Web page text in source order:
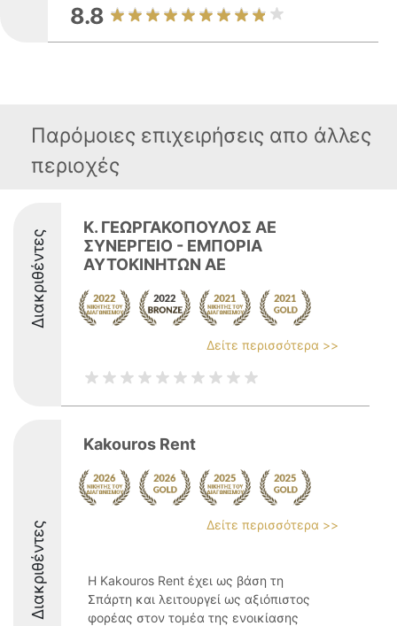
8.8
Παρόμοιες επιχειρήσεις απο άλλες
περιοχές
Διακριθέντες
Κ. ΓΕΩΡΓΑΚΟΠΟΥΛΟΣ ΑΕ
ΣΥΝΕΡΓΕΙΟ - ΕΜΠΟΡΙΑ
ΑΥΤΟΚΙΝΗΤΩΝ ΑΕ
Δείτε περισσότερα >>
Διακριθέντες
Kakouros Rent
Δείτε περισσότερα >>
Η Kakouros Rent έχει ως βάση τη
Σπάρτη και λειτουργεί ως αξιόπιστος
φορέας στον τομέα της ενοικίασης